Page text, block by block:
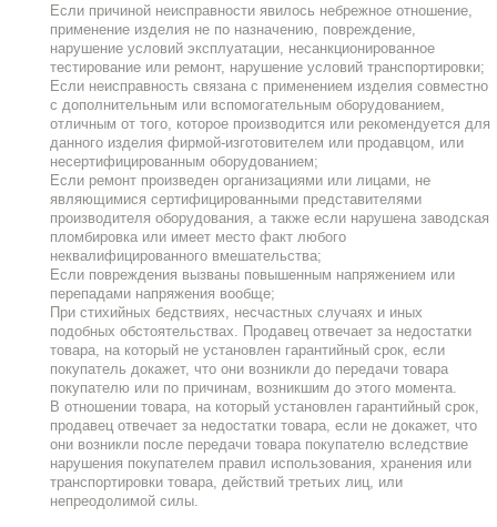
Если причиной неисправности явилось небрежное отношение,
применение изделия не по назначению, повреждение,
нарушение условий эксплуатации, несанкционированное
тестирование или ремонт, нарушение условий транспортировки;
Если неисправность связана с применением изделия совместно
с дополнительным или вспомогательным оборудованием,
отличным от того, которое производится или рекомендуется для
данного изделия фирмой-изготовителем или продавцом, или
несертифицированным оборудованием;
Если ремонт произведен организациями или лицами, не
являющимися сертифицированными представителями
производителя оборудования, а также если нарушена заводская
пломбировка или имеет место факт любого
неквалифицированного вмешательства;
Если повреждения вызваны повышенным напряжением или
перепадами напряжения вообще;
При стихийных бедствиях, несчастных случаях и иных
подобных обстоятельствах. Продавец отвечает за недостатки
товара, на который не установлен гарантийный срок, если
покупатель докажет, что они возникли до передачи товара
покупателю или по причинам, возникшим до этого момента.
В отношении товара, на который установлен гарантийный срок,
продавец отвечает за недостатки товара, если не докажет, что
они возникли после передачи товара покупателю вследствие
нарушения покупателем правил использования, хранения или
транспортировки товара, действий третьих лиц, или
непреодолимой силы.